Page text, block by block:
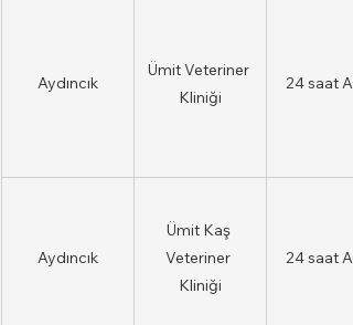
Aydıncık
Ümit Veteriner
Kliniği
24 saat
Aydıncık
Ümit Kaş
Veteriner
Kliniği
24 saat